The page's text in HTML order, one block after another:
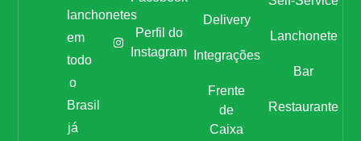
lanchonetes
em
todo
o
Brasil
já
Perfil do
Instagram
Delivery
Integrações
Frente
de
Caixa
Lanchonete
Bar
Restaurante